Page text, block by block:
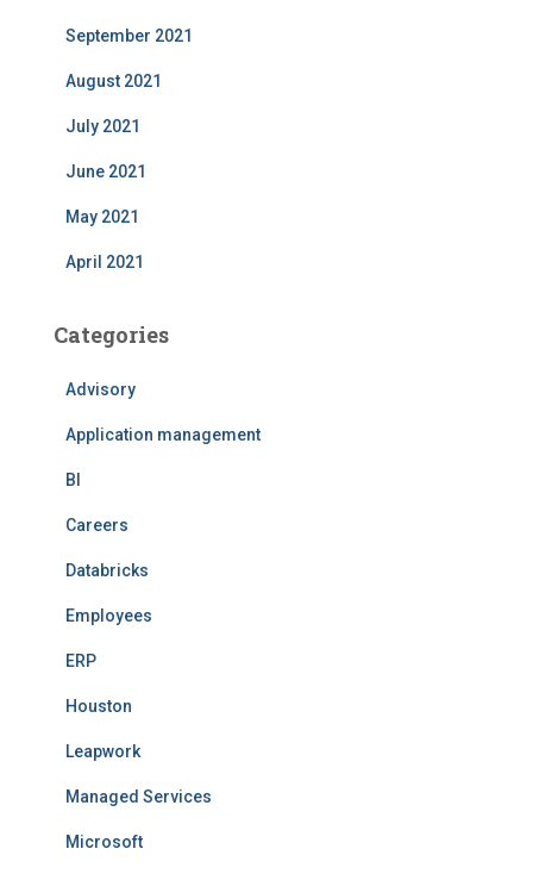
September 2021
August 2021
July 2021
June 2021
May 2021
April 2021
Categories
Advisory
Application management
BI
Careers
Databricks
Employees
ERP
Houston
Leapwork
Managed Services
Microsoft